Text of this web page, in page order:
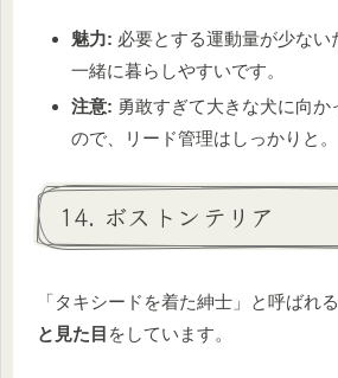
魅力: 必要とする運動量が少ない
一緒に暮らしやすいです。
注意: 勇敢すぎて大きな犬に向か
ので、リード管理はしっかりと。
14. ボストンテリア
「タキシードを着た紳士」と呼ばれる
と見た目 をしています。